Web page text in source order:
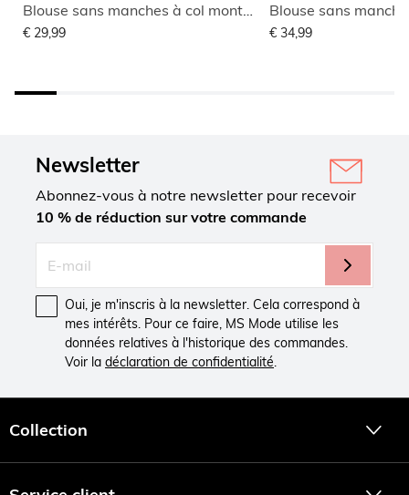
€ 29,99 € 34,99
Newsletter
Abonnez-vous à notre newsletter pour recevoir
10 % de réduction sur votre commande
Oui, je m'inscris à la newsletter. Cela correspond à
mes intérêts. Pour ce faire, MS Mode utilise les
données relatives à l'historique des commandes.
Voir la déclaration de confidentialité.
Collection